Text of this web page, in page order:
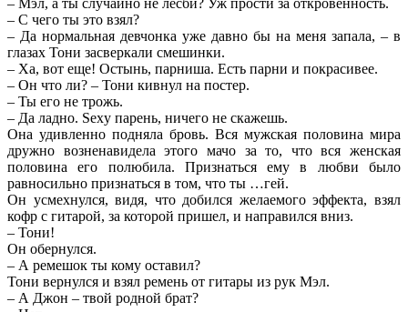
– С чего ты это взял?
– Да нормальная девчонка уже давно бы на меня запала, – в
глазах Тони засверкали смешинки.
– Ха, вот еще! Остынь, парниша. Есть парни и покрасивее.
– Он что ли? – Тони кивнул на постер.
– Ты его не трожь.
– Да ладно. Sexy парень, ничего не скажешь.
Она удивленно подняла бровь. Вся мужская половина мира
дружно возненавидела этого мачо за то, что вся женская
половина его полюбила. Признаться ему в любви было
равносильно признаться в том, что ты …гей.
Он усмехнулся, видя, что добился желаемого эффекта, взял
кофр с гитарой, за которой пришел, и направился вниз.
– Тони!
Он обернулся.
– А ремешок ты кому оставил?
Тони вернулся и взял ремень от гитары из рук Мэл.
– А Джон – твой родной брат?